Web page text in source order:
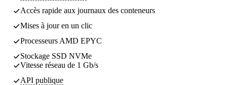
Accès rapide aux journaux des conteneurs
Mises à jour en un clic
Processeurs AMD EPYC
Stockage SSD NVMe
Vitesse réseau de 1 Gb/s
API publique